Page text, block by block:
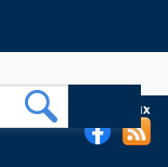
les réseaux sociaux